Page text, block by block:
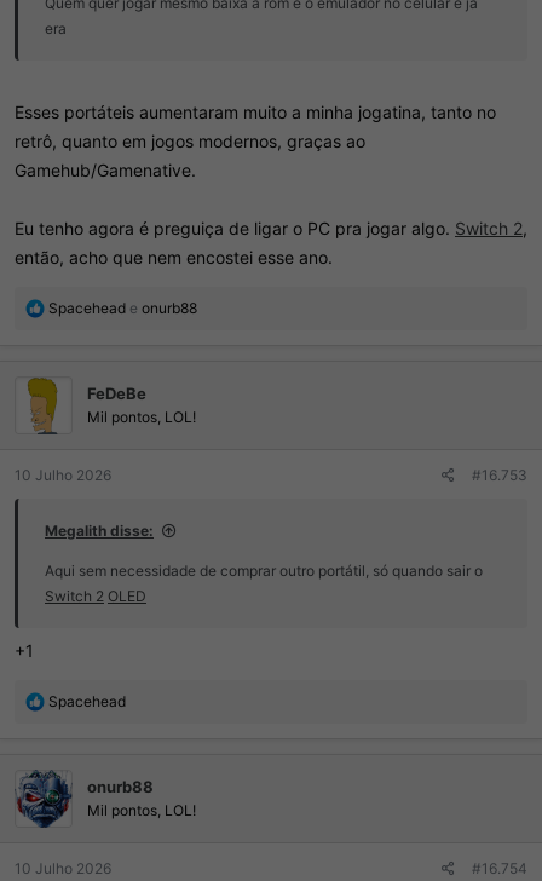
era
Esses portáteis aumentaram muito a minha jogatina, tanto no
retrô, quanto em jogos modernos, graças ao
Gamehub/Gamenative.
Eu tenho agora é preguiça de ligar o PC pra jogar algo. Switch 2,
então, acho que nem encostei esse ano.
R
e
s
Spacehead e onurb88
FeDeBe
Mil pontos, LOL!
10 Julho 2026 #16.753
Megalith disse:
Aqui sem necessidade de comprar outro portátil, só quando sair o
Switch 2 OLED
+1
R
ç
õ
e
s
Spacehead
onurb88
Mil pontos, LOL!
10 Julho 2026 #16.754